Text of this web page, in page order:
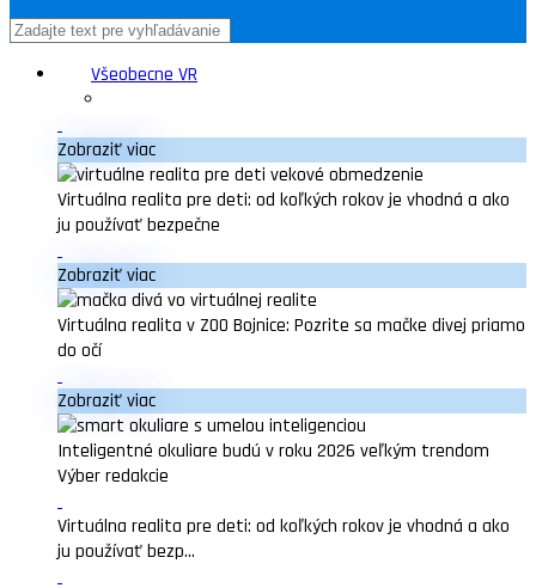
Všeobecne VR
Zobraziť viac
Virtuálna realita pre deti: od koľkých rokov je vhodná a ako
ju používať bezpečne
Zobraziť viac
Virtuálna realita v ZOO Bojnice: Pozrite sa mačke divej priamo
do očí
Zobraziť viac
Inteligentné okuliare budú v roku 2026 veľkým trendom
Výber redakcie
Virtuálna realita pre deti: od koľkých rokov je vhodná a ako
ju používať bezp...